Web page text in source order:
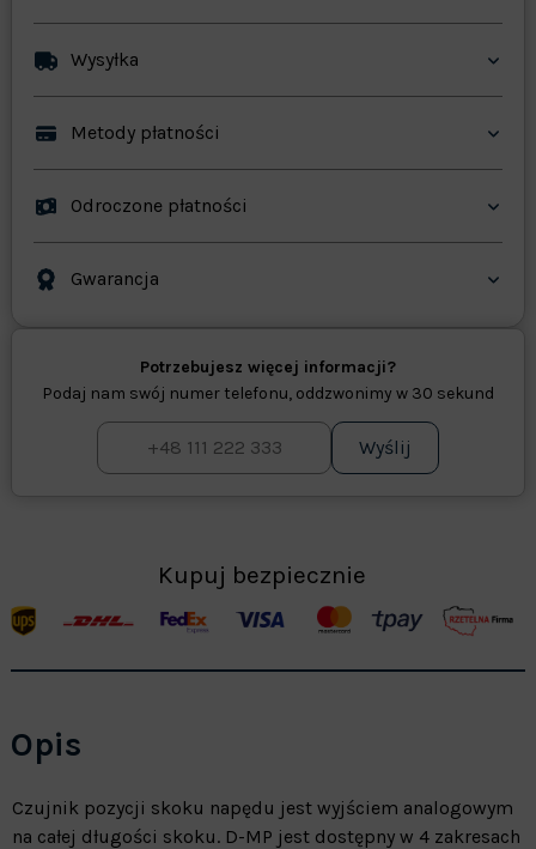
Wysyłka
Metody płatności
Odroczone płatności
Gwarancja
Potrzebujesz więcej informacji?
Podaj nam swój numer telefonu, oddzwonimy w 30 sekund
Wyślij
Kupuj bezpiecznie
Opis
Czujnik pozycji skoku napędu jest wyjściem analogowym
na całej długości skoku. D-MP jest dostępny w 4 zakresach